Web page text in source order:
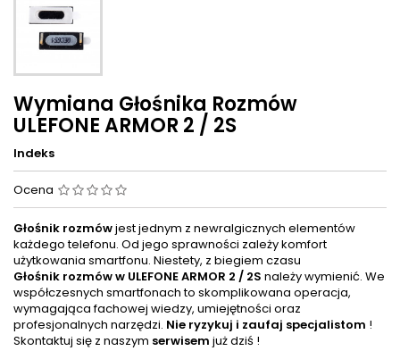
Wymiana Głośnika Rozmów
ULEFONE ARMOR 2 / 2S
Indeks
Ocena
Głośnik rozmówjest jednym z newralgicznych elementów
każdego telefonu. Od jego sprawności zależy komfort
użytkowania smartfonu. Niestety, z biegiem czasu
Głośnik rozmów w ULEFONE ARMOR 2 / 2S należy wymienić. We
współczesnych smartfonach to skomplikowana operacja,
wymagająca fachowej wiedzy, umiejętności oraz
profesjonalnych narzędzi. Nie ryzykuj i zaufaj specjalistom !
Skontaktuj się z naszym serwisem już dziś !